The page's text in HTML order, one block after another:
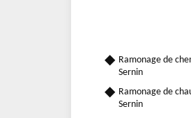
Ramonage de
Sernin
Ramonage de
Sernin